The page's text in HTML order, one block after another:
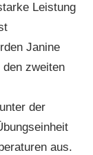
Leistung
Janine
den zweiten
der
aus.